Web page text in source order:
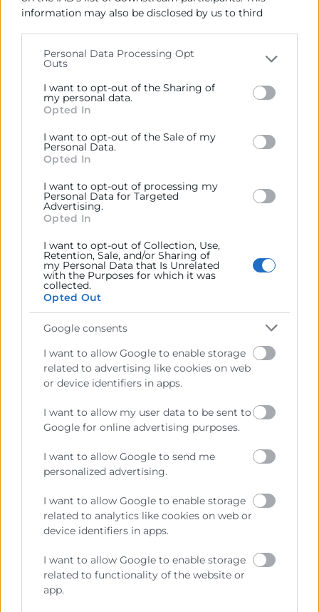
information may also be disclosed by us to third
Please note that this website/app uses one or more
Google services and may gather and store information
including but not limited to your visit or usage
behaviour. You may click to grant or deny consent to
below specified purposes in below Google consent
section.
Personal Data Processing Opt
Outs
I want to opt-out of the Sharing of
my personal data.
Opted In
I want to opt-out of the Sale of my
Personal Data.
Opted In
I want to opt-out of processing my
Personal Data for Targeted
Advertising.
Opted In
I want to opt-out of Collection, Use,
Retention, Sale, and/or Sharing of
my Personal Data that Is Unrelated
with the Purposes for which it was
collected.
Opted Out
Google consents
I want to allow Google to enable storage
related to advertising like cookies on web
or device identifiers in apps.
I want to allow my user data to be sent to
Google for online advertising purposes.
I want to allow Google to send me
personalized advertising.
I want to allow Google to enable storage
related to analytics like cookies on web or
device identifiers in apps.
I want to allow Google to enable storage
related to functionality of the website or
app.
Inscripció Más info
07
09:30 - 18:30
Gratuito
WP Agency Forum
Tics i Digitalització-Informàtica-Innovació-
Màrqueting i Vendes
Aprendizaje y networking en un encuentro
profesional para agencias digitales especializadas
Inscripció Más info
21
08:00 - 20:00